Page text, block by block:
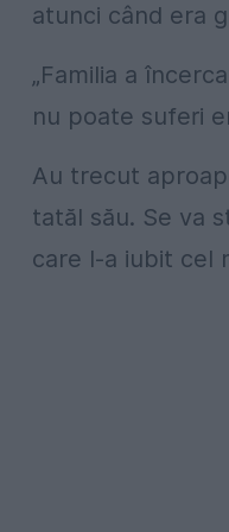
atunci când era
„Familia a
nu poate suferi
Au trecut
tatăl său. Se va
care l-a iubit cel